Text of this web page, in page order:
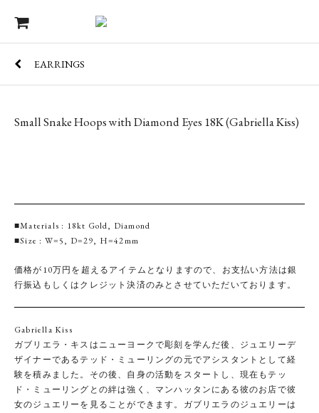
EARRINGS
Small Snake Hoops with Diamond Eyes 18K (Gabriella Kiss)
■Materials : 18kt Gold, Diamond
■Size : W=5, D=29, H=42mm
価格が10万円を超えるアイテムとなりますので、お支払い方法は銀
行振込もしくはクレジット決済のみとさせていただいております。
Gabriella Kiss
ガブリエラ・キスはニューヨークで彫刻を学んだ後、ジュエリーデ
ザイナーであるテッド・ミューリングの元でアシスタントとして経
験を積みました。その後、自身の活動をスタートし、現在もテッ
ド・ミューリングとの絆は強く、マンハッタンにある彼のお店で彼
女のジュエリーを見ることができます。ガブリエラのジュエリーは